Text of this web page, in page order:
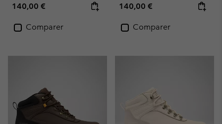
Regular price:
140,00 €
Comparer
Regular price:
140,00 €
Comparer